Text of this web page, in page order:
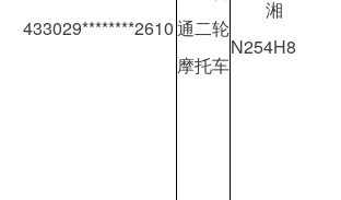
433029********2610通二轮
摩托车
湘
N254H8